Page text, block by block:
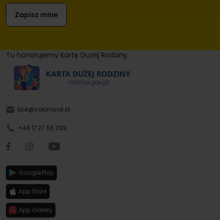
Tu honorujemy Kartę Dużej Rodziny.
bok@colorland.pl
+48 17 27 55 299
Google Play
App Store
App Gallery